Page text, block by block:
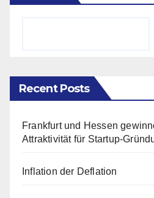
Recent Posts
Frankfurt und Hessen
Attraktivität für Startup-
Inflation der Deflation